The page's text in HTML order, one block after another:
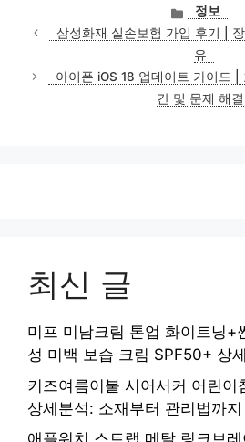
카
테
고
리
정보
삼성화재 실손보험 가입 후기 |
유
아이폰 iOS 18 업데이트 가이드 |
간 및 문제 해결
최신 글
미프 미남크림 톤업 화이트닝+
성 미백 보습 크림 SPF50+ 상
키즈여름이불 시어서커 어린이
상세분석: 소재부터 관리법까지